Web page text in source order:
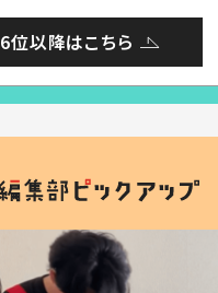
6位以降はこちら